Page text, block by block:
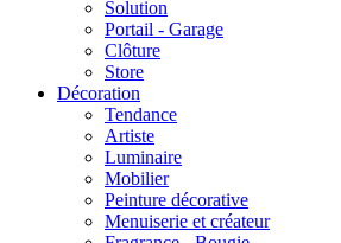
Solution
Portail - Garage
Clôture
Store
Décoration
Tendance
Artiste
Luminaire
Mobilier
Peinture décorative
Menuiserie et créateur